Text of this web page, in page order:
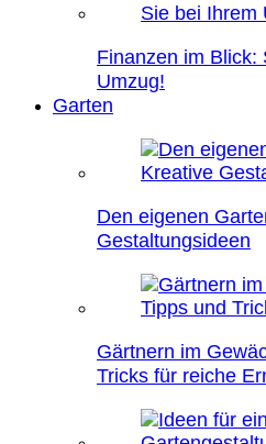
Finanzen im Blick:
Umzug!
Garten
Den eigenen
Gestaltungsideen
Gärtnern im
Tricks für reiche